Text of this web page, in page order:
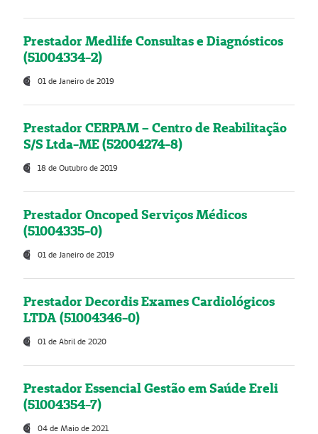
Prestador Medlife Consultas e Diagnósticos
(51004334-2)
01 de Janeiro de 2019
Prestador CERPAM – Centro de Reabilitação
S/S Ltda-ME (52004274-8)
18 de Outubro de 2019
Prestador Oncoped Serviços Médicos
(51004335-0)
01 de Janeiro de 2019
Prestador Decordis Exames Cardiológicos
LTDA (51004346-0)
01 de Abril de 2020
Prestador Essencial Gestão em Saúde Ereli
(51004354-7)
04 de Maio de 2021